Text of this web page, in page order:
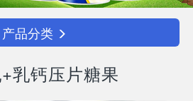
产品分类
乳钙压片糖果